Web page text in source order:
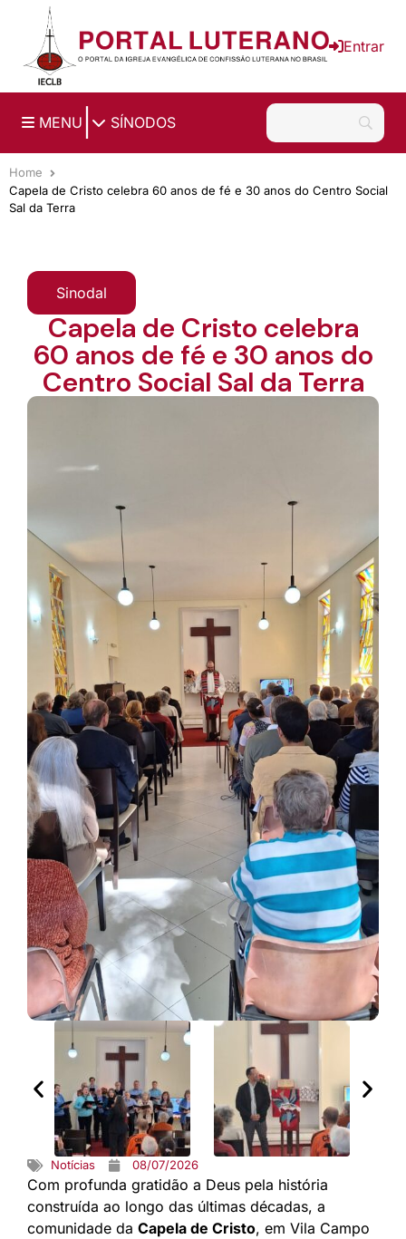
Ir para o conteúdo principal
Entrar
MENU SÍNODOS
Home
Capela de Cristo celebra 60 anos de fé e 30 anos do Centro Social
Sal da Terra
Sinodal
Capela de Cristo celebra
60 anos de fé e 30 anos do
Centro Social Sal da Terra
Notícias 08/07/2026
Com profunda gratidão a Deus pela história
construída ao longo das últimas décadas, a
comunidade da Capela de Cristo, em Vila Campo